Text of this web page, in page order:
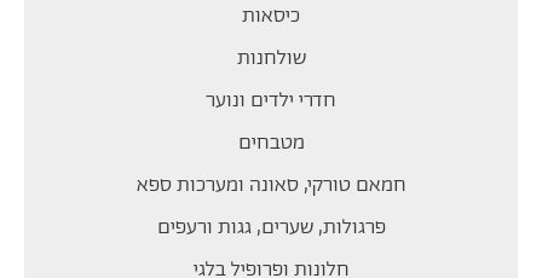
כיסאות
שולחנות
חדרי ילדים ונוער
מטבחים
חמאם טורקי, סאונה ומערכות ספא
פרגולות, שערים, גגות ורעפים
חלונות ופרופיל בלגי